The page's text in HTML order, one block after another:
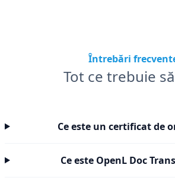
Întrebări
Tot ce trebuie
Ce este un certificat de
Ce este OpenL Doc